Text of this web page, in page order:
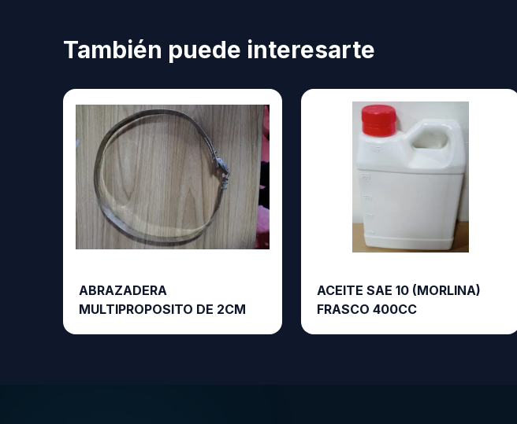
También puede interesarte
ABRAZADERA
MULTIPROPOSITO DE 2CM
ACEITE SAE 10 (MORLINA)
FRASCO 400CC